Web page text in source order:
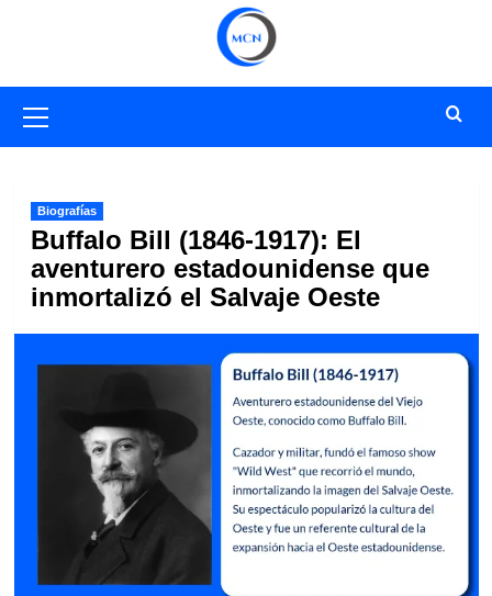
primario
Biografías
Buffalo Bill (1846-1917): El
aventurero estadounidense que
inmortalizó el Salvaje Oeste